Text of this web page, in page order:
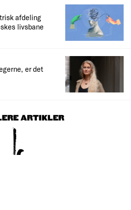
afdeling
livsbane
er det
ARTIKLER